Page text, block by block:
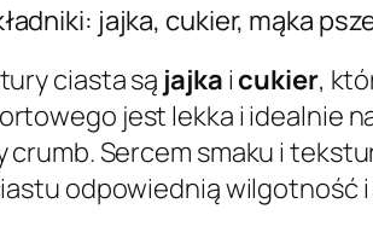
jajka, cukier, mąka
ciasta są jajka i cukier,
jest lekka i idealnie
crumb. Sercem smaku i
odpowiednią wilgotność